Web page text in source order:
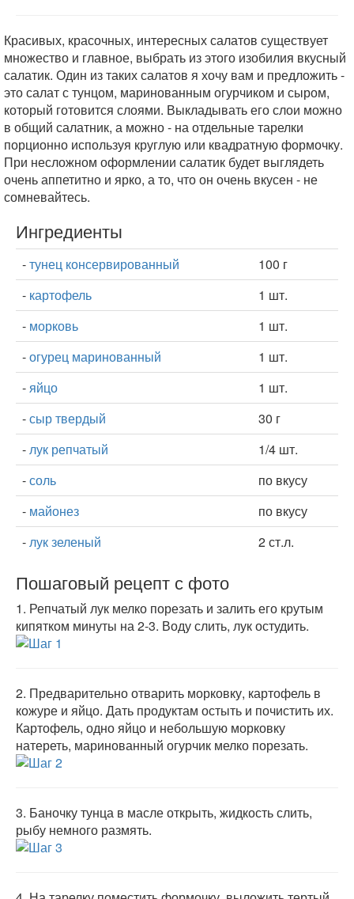
Красивых, красочных, интересных салатов существует
множество и главное, выбрать из этого изобилия вкусный
салатик. Один из таких салатов я хочу вам и предложить -
это салат с тунцом, маринованным огурчиком и сыром,
который готовится слоями. Выкладывать его слои можно
в общий салатник, а можно - на отдельные тарелки
порционно используя круглую или квадратную формочку.
При несложном оформлении салатик будет выглядеть
очень аппетитно и ярко, а то, что он очень вкусен - не
сомневайтесь.
Ингредиенты
-тунец консервированный
100 г
- картофель
1 шт.
- морковь
1 шт.
-огурец маринованный
1 шт.
-яйцо
1 шт.
-сыр твердый
30 г
-лук репчатый
1/4 шт.
-соль
по вкусу
- майонез
по вкусу
-лук зеленый 2 ст.л.
Пошаговый рецепт с фото
1. Репчатый лук мелко порезать и залить его крутым
кипятком минуты на 2-3. Воду слить, лук остудить.
2. Предварительно отварить морковку, картофель в
кожуре и яйцо. Дать продуктам остыть и почистить их.
Картофель, одно яйцо и небольшую морковку
натереть, маринованный огурчик мелко порезать.
3. Баночку тунца в масле открыть, жидкость слить,
рыбу немного размять.